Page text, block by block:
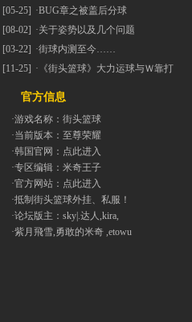
[05-25] ·BUG章之被盖后分球
[08-02] ·关于姿势以及几个问题
[03-22] ·街球内测至今……
[11-25] · 《街头篮球》大力运球与Ｗ靠打
官方信息
·游戏名称：街头篮球
·当前版本：至尊荣耀
·韩国官网： 点此进入
·专区编辑：米奇王子
·官方网站： 点此进入
·抵制街头篮球外挂、私服！
·论坛版主： sky|.达人,kira,
·紫月飛雪,勇敢的米奇 ,etowu